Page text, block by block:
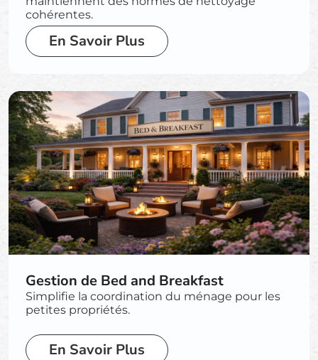
cohérentes.
En Savoir Plus
Gestion de Bed and Breakfast
Simplifie la coordination du ménage pour les
petites propriétés.
En Savoir Plus